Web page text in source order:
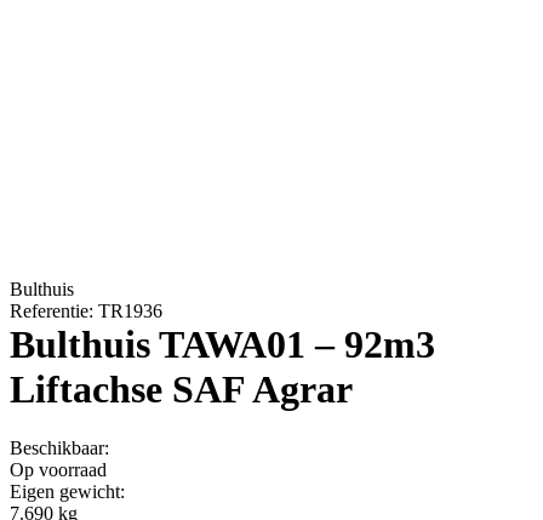
Bulthuis
Referentie: TR1936
Bulthuis TAWA01 – 92m3
Liftachse SAF Agrar
Beschikbaar:
Op voorraad
Eigen gewicht:
7.690 kg